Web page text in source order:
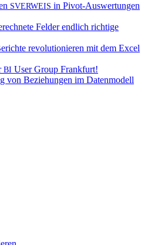
SVERWEIS in Pivot-Auswertungen
Felder endlich richtige
revolutionieren mit dem Excel
BI User Group Frankfurt!
von Beziehungen im Datenmodell